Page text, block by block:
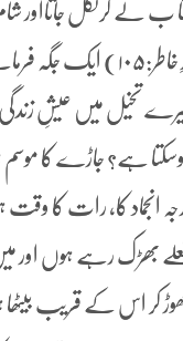
ب لے کرنکل
اند ر رہتا۔ ( غبارِ خاطر:۱۰۵)
تخیل میں عیشِ
ہے؟ جاڑے کا موسم
انجماد کا، رات کا
بھڑک رہے ہوں اور
کر اس کے قریب بیٹھا